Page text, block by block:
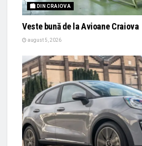
🏙 DIN CRAIOVA
Veste bună de la Avioane Craiova
august 5, 2026